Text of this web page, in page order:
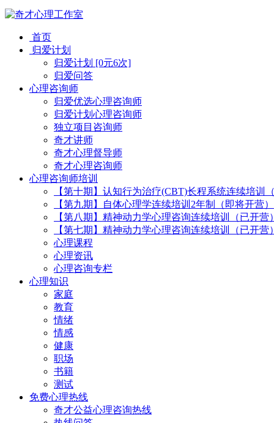
首页
归爱计划
归爱计划 [0元6次]
归爱问答
心理咨询师
归爱优选心理咨询师
归爱计划心理咨询师
独立项目咨询师
奇才讲师
奇才心理督导师
奇才心理咨询师
心理咨询师培训
【第十期】认知行为治疗(CBT)长程系统连续培训
【第九期】自体心理学连续培训2年制（即将开营）
【第八期】精神动力学心理咨询连续培训（已开营）
【第七期】精神动力学心理咨询连续培训（已开营）
心理课程
心理资讯
心理咨询专栏
心理知识
家庭
教育
情绪
情感
健康
职场
书籍
测试
免费心理热线
奇才公益心理咨询热线